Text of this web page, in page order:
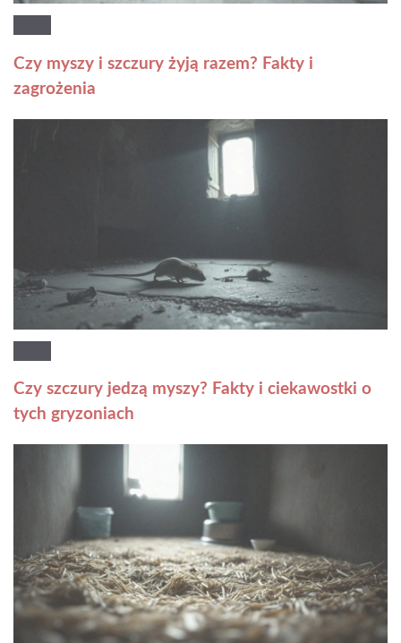
Czy myszy i szczury żyją razem? Fakty i
zagrożenia
Czy szczury jedzą myszy? Fakty i ciekawostki o
tych gryzoniach